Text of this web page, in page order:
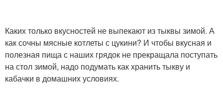
Каких только вкусностей не выпекают из тыквы зимой. А
как сочны мясные котлеты с цукини? И чтобы вкусная и
полезная пища с наших грядок не прекращала поступать
на стол зимой, надо подумать как хранить тыкву и
кабачки в домашних условиях.